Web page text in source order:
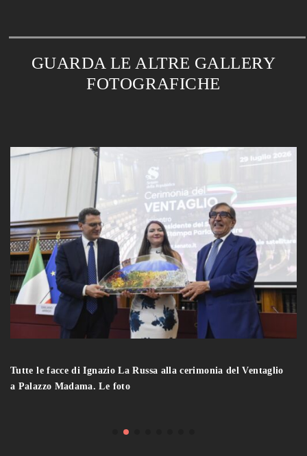
GUARDA LE ALTRE GALLERY
FOTOGRAFICHE
Tutte le facce di Ignazio La Russa alla cerimonia del Ventaglio
a Palazzo Madama. Le foto